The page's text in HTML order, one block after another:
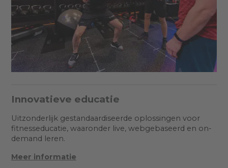
Innovatieve educatie
Uitzonderlijk gestandaardiseerde oplossingen voor
fitnesseducatie, waaronder live, webgebaseerd en on-
demand leren.
Meer informatie